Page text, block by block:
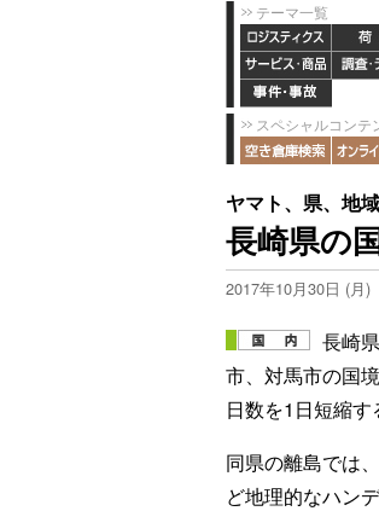
テーマ一覧
スペシャルコンテ
ヤマト、県、地
長崎県の
2017年10月30日 (月)
長崎
市、対馬市の国
日数を1日短縮す
同県の離島では
ど地理的なハン